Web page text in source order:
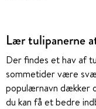
Lær tulipanerne
Der findes et hav af
sommetider være
populærnavn dækker
du kan få et bedre